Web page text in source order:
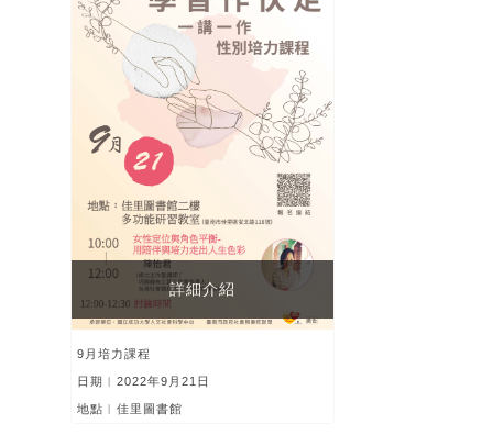
詳細介紹
9月培力課程
日期︱2022年9月21日
地點︱佳里圖書館